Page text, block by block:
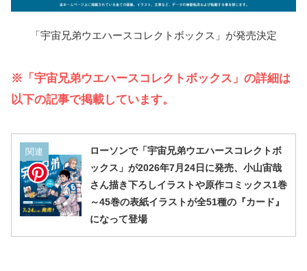
「宇宙兄弟ウエハースコレクトボックス」が発売決定
※「宇宙兄弟ウエハースコレクトボックス」の詳細は
以下の記事で掲載しています。
関連
ローソンで「宇宙兄弟ウエハースコレクトボ
ックス」が2026年7月24日に発売、小山宙哉
さん描き下ろしイラストや原作コミックス1巻
～45巻の表紙イラストが全51種の『カード』
になって登場